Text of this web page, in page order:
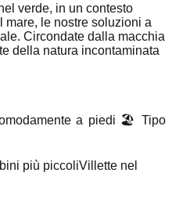
verde, in un contesto
mare, le nostre soluzioni a
Circondate dalla macchia
della natura incontaminata
a piedi 🏖️ Tipo
più piccoliVillette nel